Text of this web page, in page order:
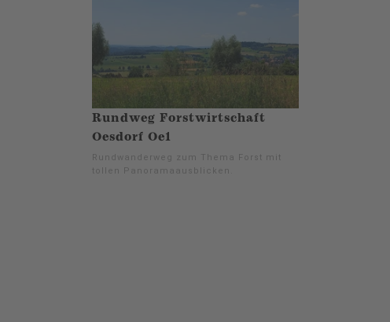
Rundweg Forstwirtschaft
Oesdorf Oe1
Rundwanderweg zum Thema Forst mit
tollen Panoramaausblicken.